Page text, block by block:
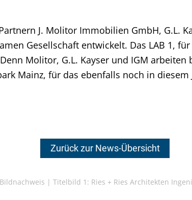
J. Molitor Immobilien GmbH, G.L.
Gesellschaft entwickelt. Das LAB 1,
Molitor, G.L. Kayser und IGM
Mainz, für das ebenfalls noch in
Zurück zur News-Übersicht
Bildnachweis | Titelbild 1: Ries + Ries Architekten